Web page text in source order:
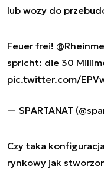
lub wozy do
Feuer frei!
spricht: die 30
pic.twitter.com/
— SPARTANAT
Czy taka
rynkowy jak